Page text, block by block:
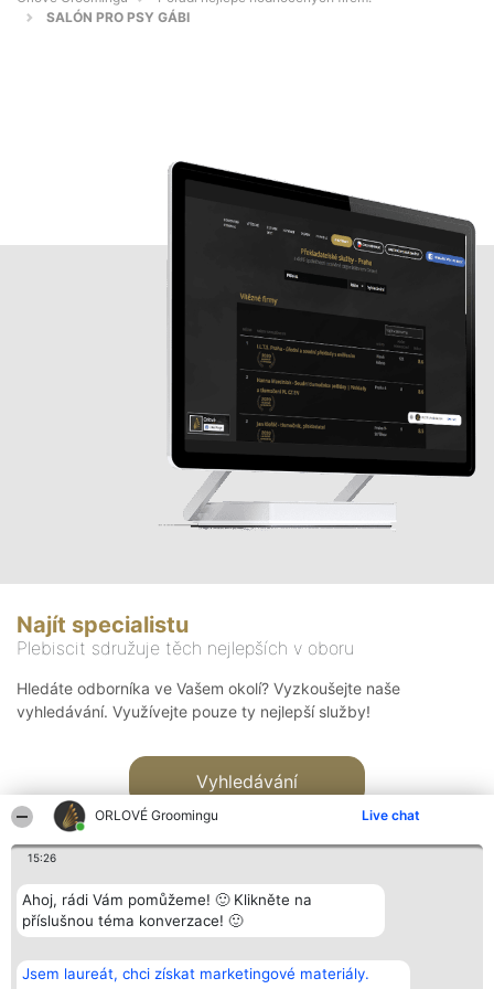
ORLOVÉ Groomingu Live chat
15:26
Ahoj, rádi Vám pomůžeme! 🙂 Klikněte na
příslušnou téma konverzace! 🙂
Jsem laureát, chci získat marketingové materiály.
SALÓN PRO PSY GÁBI
Najít specialistu
Plebiscit sdružuje těch nejlepších v oboru
Hledáte odborníka ve Vašem okolí? Vyzkoušejte naše
vyhledávání. Využívejte pouze ty nejlepší služby!
Vyhledávání
Bright Side Solutions sp. z o.
o. sp. k.
Vítězové
Seznam všech
Kontakt